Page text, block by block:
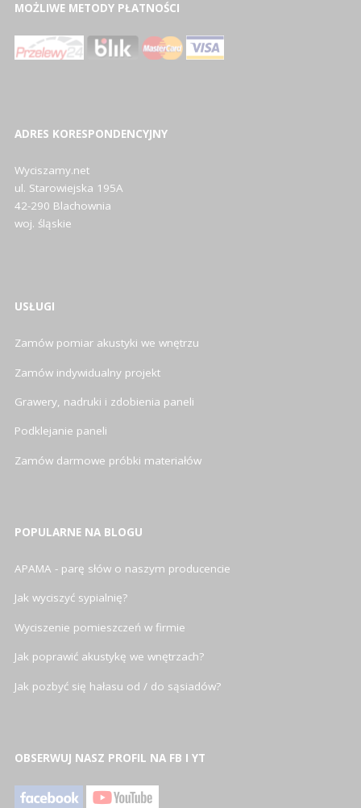
MOŻLIWE METODY PŁATNOŚCI
ADRES KORESPONDENCYJNY
Wyciszamy.net
ul. Starowiejska 195A
42-290 Blachownia
woj. śląskie
USŁUGI
Zamów pomiar akustyki we wnętrzu
Zamów indywidualny projekt
Grawery, nadruki i zdobienia paneli
Podklejanie paneli
Zamów darmowe próbki materiałów
POPULARNE NA BLOGU
APAMA - parę słów o naszym producencie
Jak wyciszyć sypialnię?
Wyciszenie pomieszczeń w firmie
Jak poprawić akustykę we wnętrzach?
Jak pozbyć się hałasu od / do sąsiadów?
OBSERWUJ NASZ PROFIL NA FB I YT